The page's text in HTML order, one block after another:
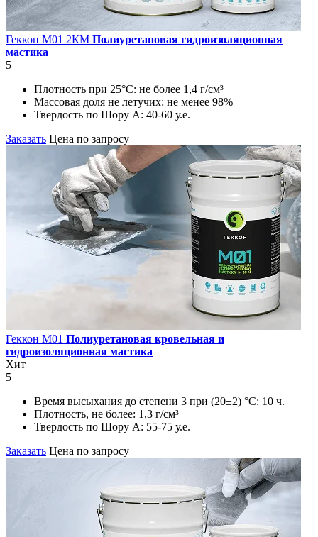
Геккон М01 2КМ Полиуретановая гидроизоляционная
мастика
5
Плотность при 25°С: не более 1,4 г/см³
Массовая доля не летучих: не менее 98%
Твердость по Шору А: 40-60 у.е.
Заказать Цена по запросу
Геккон М01 Полиуретановая кровельная и
гидроизоляционная мастика
Хит
5
Время высыхания до степени 3 при (20±2) °С: 10 ч.
Плотность, не более: 1,3 г/см³
Твердость по Шору А: 55-75 у.е.
Заказать Цена по запросу